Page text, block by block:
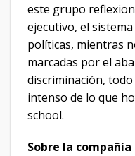
este grupo
ejecutivo, el
políticas, mientras
marcadas por el
discriminación,
intenso de lo que
school.
Sobre la compañía